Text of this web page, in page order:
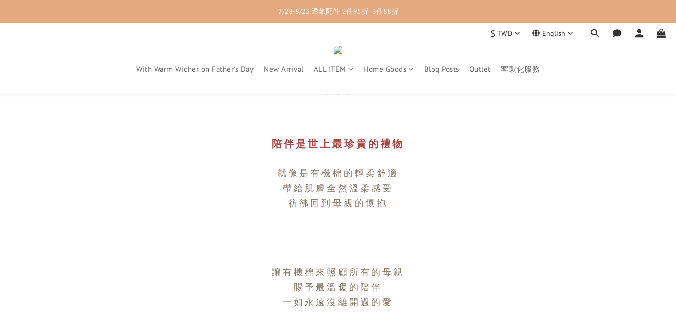
7/28-8/23 紳士內著 2件9折
7/28-8/23 透氣配件 2件95折  3件88折
$ TWD English
With Warm Wicher on Father's Day New Arrival ALL ITEM Home Goods Blog Posts Outlet 客製化服務
陪伴是世上最珍貴的禮物
就像是有機棉的輕柔舒適
帶給肌膚全然溫柔感受
彷彿回到母親的懷抱
讓有機棉來照顧所有的母親
賜予最溫暖的陪伴
一如永遠沒離開過的愛